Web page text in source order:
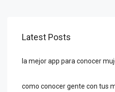
Latest Posts
la mejor app para conocer
como conocer gente con tus